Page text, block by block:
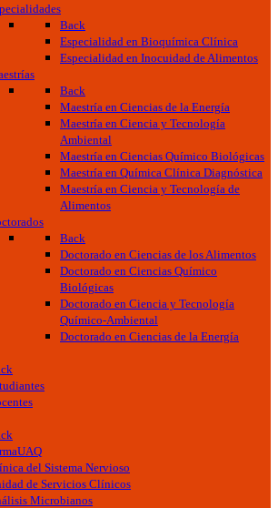
Back
Especialidad en Bioquímica Clínica
Especialidad en Inocuidad de Alimentos
Back
Maestría en Ciencias de la Energía
Maestría en Ciencia y Tecnología
Ambiental
Maestría en Ciencias Químico Biológicas
Maestría en Química Clínica Diagnóstica
Maestría en Ciencia y Tecnología de
Alimentos
Back
Doctorado en Ciencias de los Alimentos
Doctorado en Ciencias Químico
Biológicas
Doctorado en Ciencia y Tecnología
Químico-Ambiental
Doctorado en Ciencias de la Energía
del Sistema Nervioso
de Servicios Clínicos
Microbianos